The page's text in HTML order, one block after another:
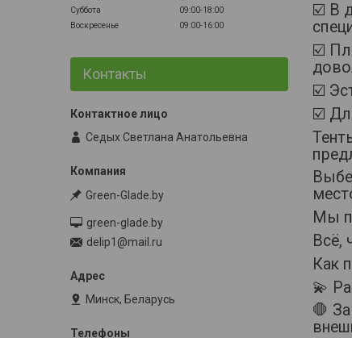
☑️ В
☑️
☑️
☑️
Мы
Всё,
Как
💫
🛑
Суббота
09:00-18:00
Воскресенье
09:00-16:00
Контакты
Седых Светлана Анатольевна
Green-Glade.by
green-glade.by
delip1@mail.ru
Минск, Беларусь